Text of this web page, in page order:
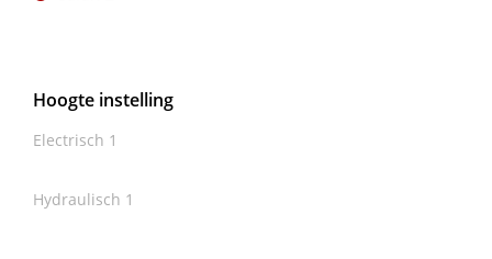
Hoogte instelling
Electrisch 1
Hydraulisch 1